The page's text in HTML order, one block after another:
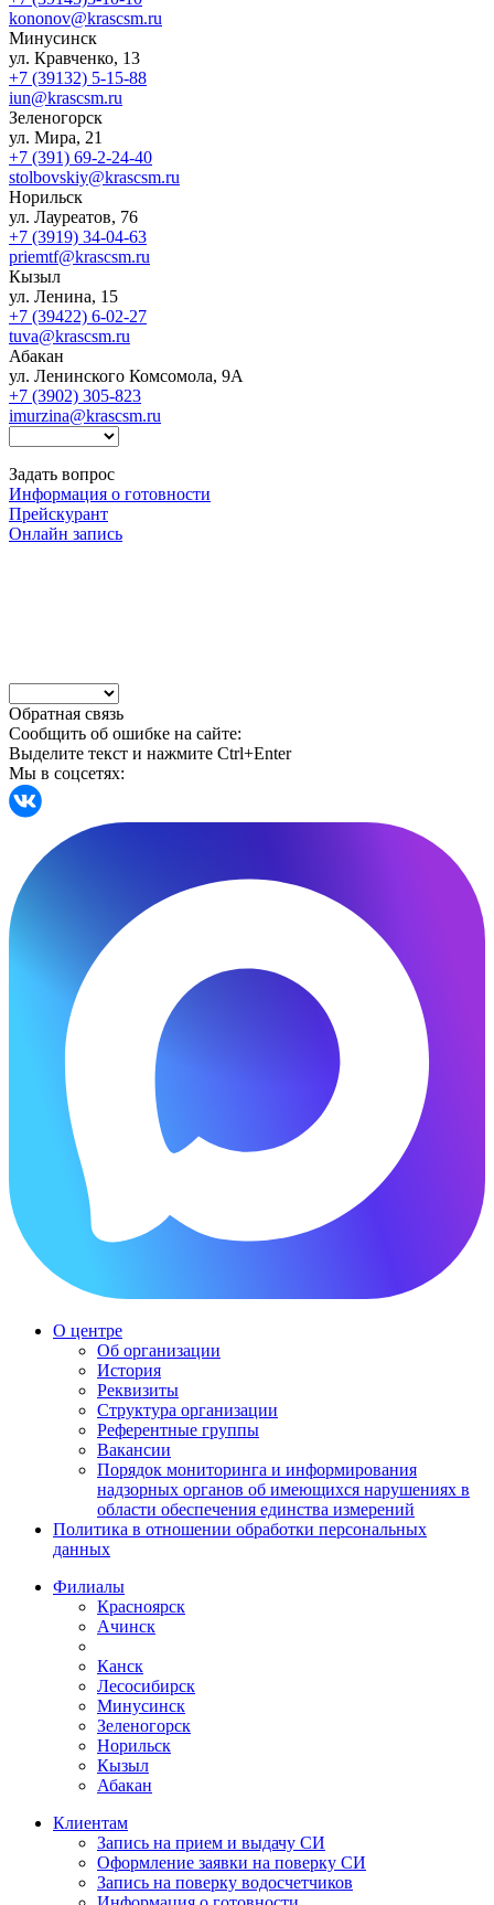
kononov@krascsm.ru
Минусинск
ул. Кравченко, 13
+7 (39132) 5-15-88
iun@krascsm.ru
Зеленогорск
ул. Мира, 21
+7 (391) 69-2-24-40
stolbovskiy@krascsm.ru
Норильск
ул. Лауреатов, 76
+7 (3919) 34-04-63
priemtf@krascsm.ru
Кызыл
ул. Ленина, 15
+7 (39422) 6-02-27
tuva@krascsm.ru
Абакан
ул. Ленинского Комсомола, 9А
+7 (3902) 305-823
imurzina@krascsm.ru
Задать вопрос
Информация о готовности
Прейскурант
Онлайн запись
Обратная связь
Сообщить об ошибке на сайте:
Выделите текст и нажмите Ctrl+Enter
Мы в соцсетях:
О центре
Об организации
История
Реквизиты
Структура организации
Референтные группы
Вакансии
Порядок мониторинга и информирования
надзорных органов об имеющихся нарушениях в
области обеспечения единства измерений
Политика в отношении обработки персональных
данных
Филиалы
Красноярск
Ачинск
Канск
Лесосибирск
Минусинск
Зеленогорск
Норильск
Кызыл
Абакан
Клиентам
Запись на прием и выдачу СИ
Оформление заявки на поверку СИ
Запись на поверку водосчетчиков